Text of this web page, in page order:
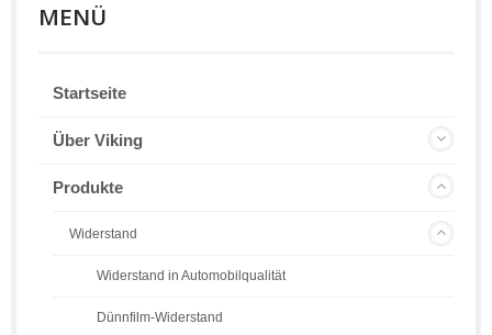
MENÜ
Startseite
Über Viking
Produkte
Widerstand
Widerstand in Automobilqualität
Dünnfilm-Widerstand